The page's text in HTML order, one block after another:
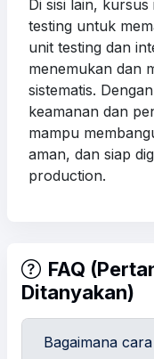
Di sisi lain,
testing untuk
unit testing dan
menemukan dan
sistematis.
keamanan dan
mampu
aman, dan siap
production.
FAQ
Ditanyakan)
Bagaimana